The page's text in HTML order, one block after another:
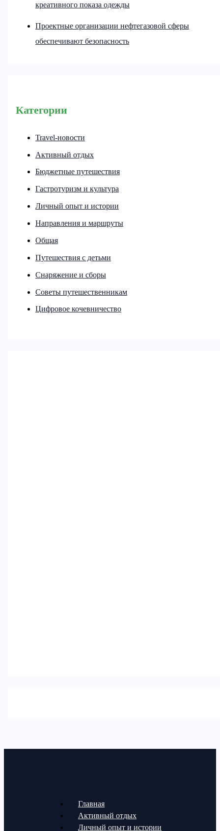
креативного показа одежды
Проектные организации нефтегазовой сферы
обеспечивают безопасность
Категории
Travel-новости
Активный отдых
Бюджетные путешествия
Гастротуризм и культура
Личный опыт и истории
Направления и маршруты
Общая
Путешествия с детьми
Снаряжение и сборы
Советы путешественникам
Цифровое кочевничество
Главная
Активный отдых
Личный опыт и истории